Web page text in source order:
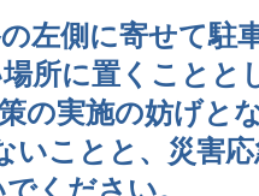
左側に寄せて
所に置くこと
の実施の妨げと
いことと、災害